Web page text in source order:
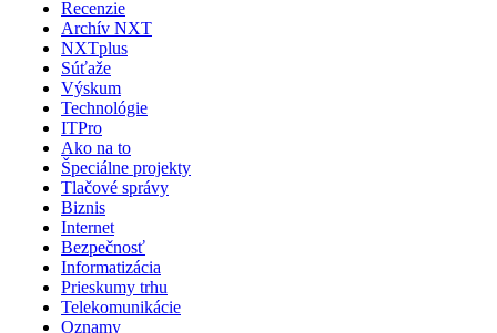
Recenzie
Archív NXT
NXTplus
Súťaže
Výskum
Technológie
ITPro
Ako na to
Špeciálne projekty
Tlačové správy
Biznis
Internet
Bezpečnosť
Informatizácia
Prieskumy trhu
Telekomunikácie
Oznamy